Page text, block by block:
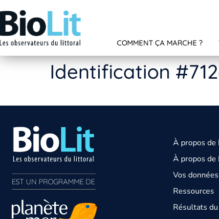
COMMENT ÇA MARCHE ?
Identification
EST UN PROGRAMME DE
À propos de
À propos de
Vos
Ressources
Résultats